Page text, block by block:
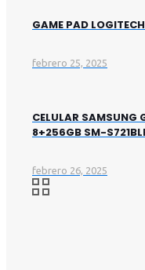
GAME PAD
febrero 25, 2025
CELULAR SAMSUNG
8+256GB SM-
febrero 26, 2025